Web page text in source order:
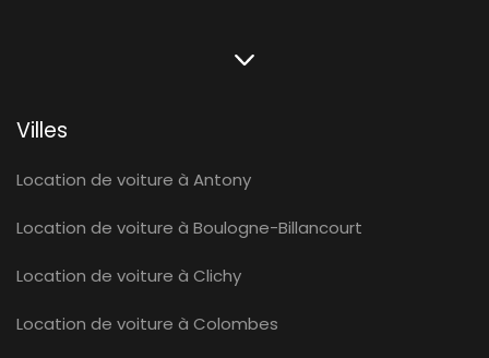
Villes
Location de voiture à Antony
Location de voiture à Boulogne-Billancourt
Location de voiture à Clichy
Location de voiture à Colombes